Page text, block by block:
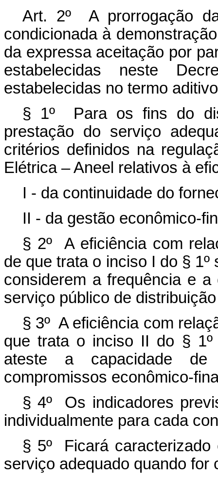
Art. 2º A prorrogação
condicionada à
da expressa aceitação por
estabelecidas neste
estabelecidas no termo
§ 1º Para os fins do
prestação do serviço
critérios definidos na
Elétrica – Aneel relativos à
I - da continuidade do
II - da gestão econômico-
§ 2º A eficiência com
de que trata o inciso I do §
considerem a frequência e
serviço público de
§ 3º A eficiência com
que trata o inciso II do § 1º
ateste a capacidade de
compromissos econômico-
§ 4º Os indicadores
individualmente para cada
§ 5º Ficará caracterizado
serviço adequado quando for